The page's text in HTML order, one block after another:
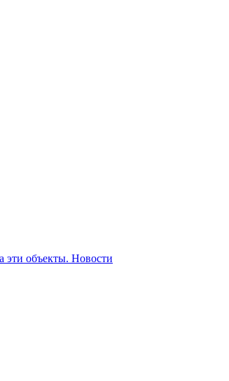
эти объекты. Новости